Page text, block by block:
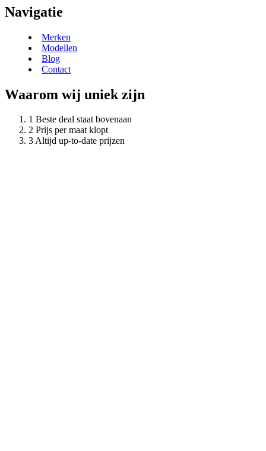
Navigatie
Merken
Modellen
Blog
Contact
Waarom wij uniek zijn
Beste deal staat bovenaan
Prijs per maat klopt
Altijd up-to-date prijzen